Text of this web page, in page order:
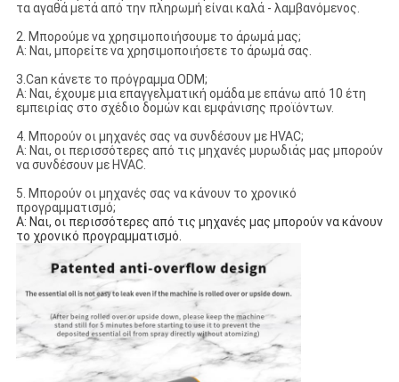
τα αγαθά μετά από την πληρωμή είναι καλά - λαμβανόμενος.
2. Μπορούμε να χρησιμοποιήσουμε το άρωμά μας;
Α: Ναι, μπορείτε να χρησιμοποιήσετε το άρωμά σας.
3.Can κάνετε το πρόγραμμα ODM;
Α: Ναι, έχουμε μια επαγγελματική ομάδα με επάνω από 10 έτη
εμπειρίας στο σχέδιο δομών και εμφάνισης προϊόντων.
4. Μπορούν οι μηχανές σας να συνδέσουν με HVAC;
Α: Ναι, οι περισσότερες από τις μηχανές μυρωδιάς μας μπορούν
να συνδέσουν με HVAC.
5. Μπορούν οι μηχανές σας να κάνουν το χρονικό
προγραμματισμό;
Α: Ναι, οι περισσότερες από τις μηχανές μας μπορούν να κάνουν
το χρονικό προγραμματισμό.